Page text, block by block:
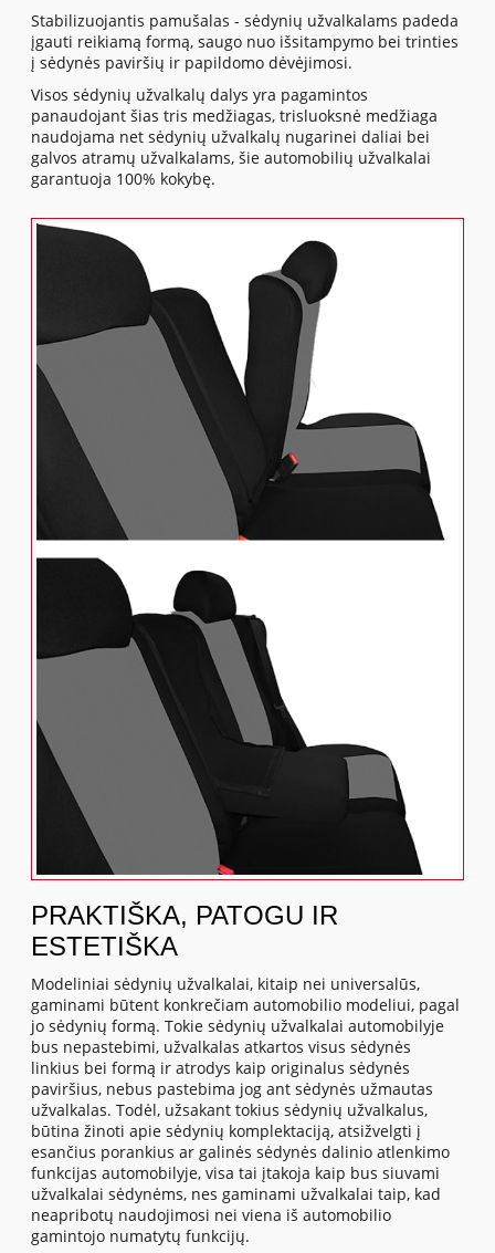
Stabilizuojantis pamušalas - sėdynių užvalkalams padeda
įgauti reikiamą formą, saugo nuo išsitampymo bei trinties
į sėdynės paviršių ir papildomo dėvėjimosi.
Visos sėdynių užvalkalų dalys yra pagamintos
panaudojant šias tris medžiagas, trisluoksnė medžiaga
naudojama net sėdynių užvalkalų nugarinei daliai bei
galvos atramų užvalkalams, šie automobilių užvalkalai
garantuoja 100% kokybę.
PRAKTIŠKA, PATOGU IR
ESTETIŠKA
Modeliniai sėdynių užvalkalai, kitaip nei universalūs,
gaminami būtent konkrečiam automobilio modeliui, pagal
jo sėdynių formą. Tokie sėdynių užvalkalai automobilyje
bus nepastebimi, užvalkalas atkartos visus sėdynės
linkius bei formą ir atrodys kaip originalus sėdynės
paviršius, nebus pastebima jog ant sėdynės užmautas
užvalkalas. Todėl, užsakant tokius sėdynių užvalkalus,
būtina žinoti apie sėdynių komplektaciją, atsižvelgti į
esančius porankius ar galinės sėdynės dalinio atlenkimo
funkcijas automobilyje, visa tai įtakoja kaip bus siuvami
užvalkalai sėdynėms, nes gaminami užvalkalai taip, kad
neapribotų naudojimosi nei viena iš automobilio
gamintojo numatytų funkcijų.